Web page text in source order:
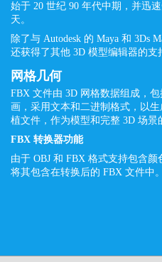
始于 20 世纪 90 年代中期，并迅
天。
除了与 Autodesk 的 Maya 和 3Ds
还获得了其他 3D 模型编辑器的支
网格几何
FBX 文件由 3D 网格数据组成，
画，采用文本和二进制格式，以
植文件，作为模型和完整 3D 场景
FBX 转换器功能
由于 OBJ 和 FBX 格式支持包含
将其包含在转换后的 FBX 文件中。